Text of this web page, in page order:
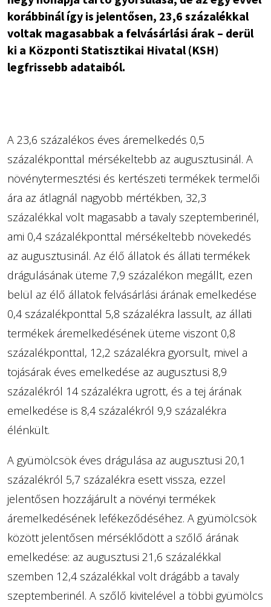
korábbinál így is jelentősen, 23,6 százalékkal
voltak magasabbak a felvásárlási árak – derül
ki a Központi Statisztikai Hivatal (KSH)
legfrissebb adataiból.
A 23,6 százalékos éves áremelkedés 0,5
százalékponttal mérsékeltebb az augusztusinál. A
növénytermesztési és kertészeti termékek termelői
ára az átlagnál nagyobb mértékben, 32,3
százalékkal volt magasabb a tavaly szeptemberinél,
ami 0,4 százalékponttal mérsékeltebb növekedés
az augusztusinál. Az élő állatok és állati termékek
drágulásának üteme 7,9 százalékon megállt, ezen
belül az élő állatok felvásárlási árának emelkedése
0,4 százalékponttal 5,8 százalékra lassult, az állati
termékek áremelkedésének üteme viszont 0,8
százalékponttal, 12,2 százalékra gyorsult, mivel a
tojásárak éves emelkedése az augusztusi 8,9
százalékról 14 százalékra ugrott, és a tej árának
emelkedése is 8,4 százalékról 9,9 százalékra
élénkült.
A gyümölcsök éves drágulása az augusztusi 20,1
százalékról 5,7 százalékra esett vissza, ezzel
jelentősen hozzájárult a növényi termékek
áremelkedésének lefékeződéséhez. A gyümölcsök
között jelentősen mérséklődött a szőlő árának
emelkedése: az augusztusi 21,6 százalékkal
szemben 12,4 százalékkal volt drágább a tavaly
szeptemberinél. A szőlő kivitelével a többi gyümölcs